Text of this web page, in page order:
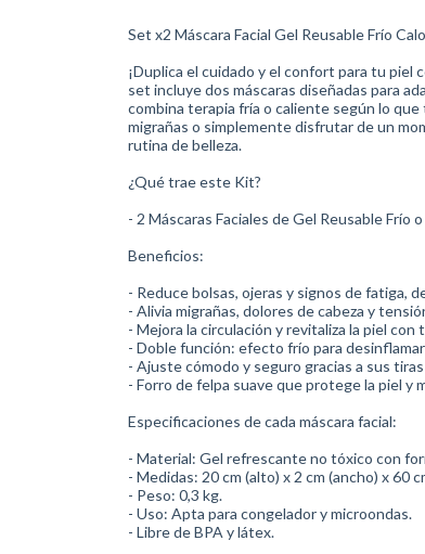
Set x2 Máscara Facial Gel Reusable Frío
¡Duplica el cuidado y el confort para tu piel
set incluye dos máscaras diseñadas para
combina terapia fría o caliente según lo
migrañas o simplemente disfrutar de un
rutina de belleza.
¿Qué trae este Kit?
- 2 Máscaras Faciales de Gel Reusable Frío
Beneficios:
- Reduce bolsas, ojeras y signos de fatiga,
- Alivia migrañas, dolores de cabeza y
- Mejora la circulación y revitaliza la piel
- Doble función: efecto frío para
- Ajuste cómodo y seguro gracias a sus
- Forro de felpa suave que protege la piel y
Especificaciones de cada máscara facial:
- Material: Gel refrescante no tóxico con
- Medidas: 20 cm (alto) x 2 cm (ancho) x 60
- Peso: 0,3 kg.
- Uso: Apta para congelador y microondas.
- Libre de BPA y látex.